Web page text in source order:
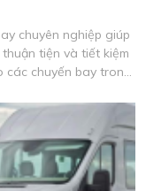
chuyên nghiệp giúp
tiện và tiết kiệm
các chuyến bay trong